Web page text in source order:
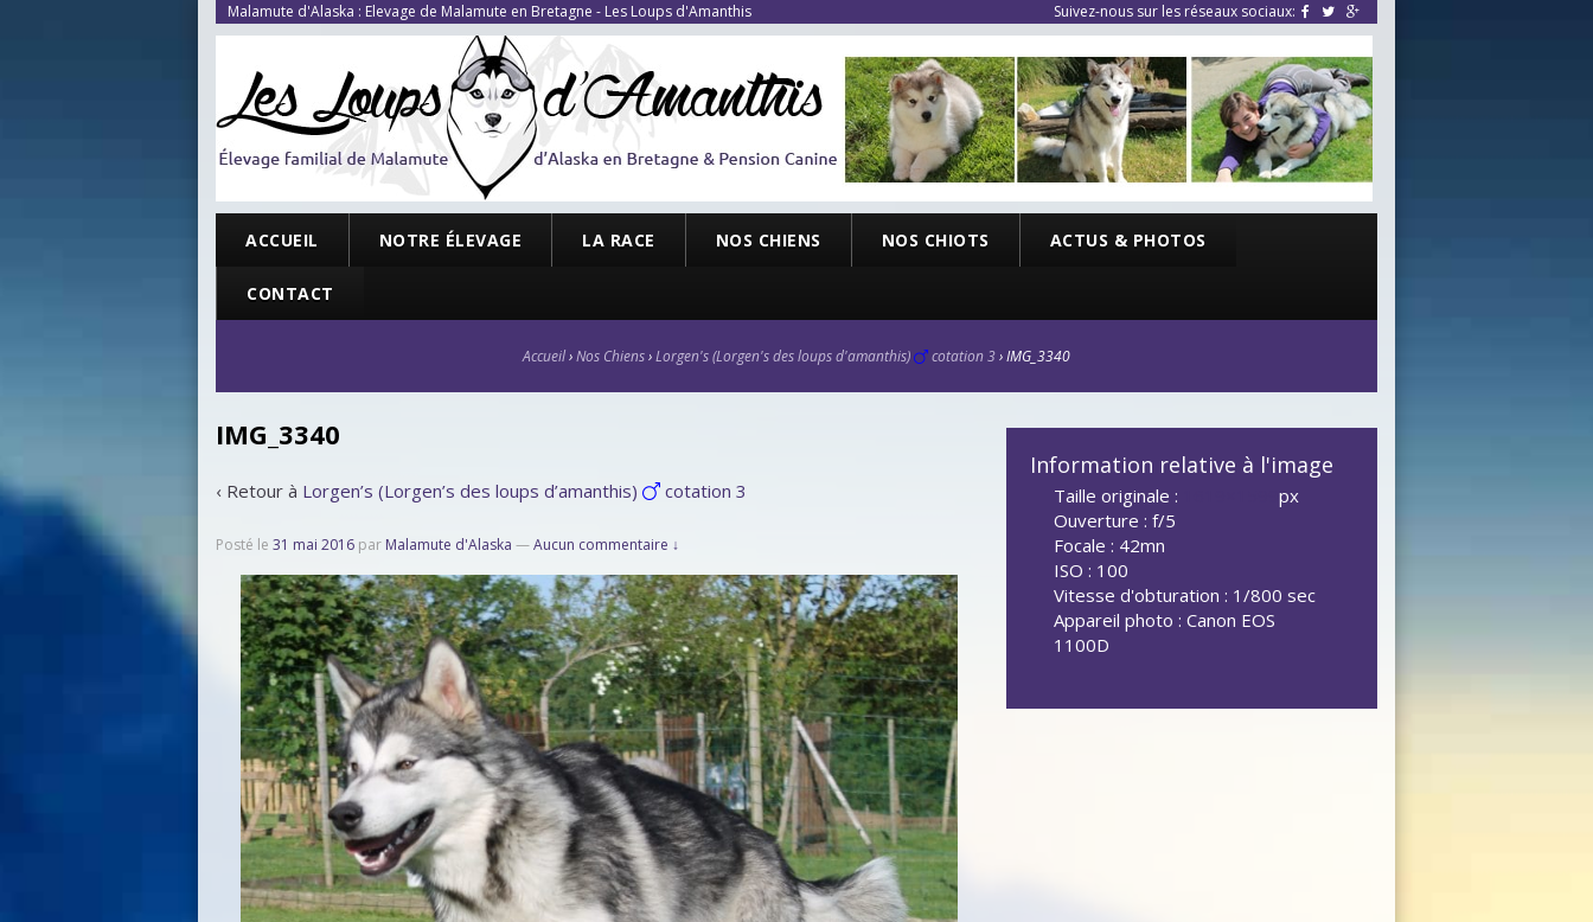
Malamute d'Alaska : Elevage de Malamute en Bretagne - Les Loups d'Amanthis Suivez-nous sur les réseaux sociaux:
ACCUEIL NOTRE ÉLEVAGE LA RACE NOS CHIENS NOS CHIOTS ACTUS & PHOTOS
CONTACT
Accueil›Nos Chiens›Lorgen's (Lorgen's des loups d'amanthis) cotation 3›IMG_3340
IMG_3340
‹ Retour à Lorgen’s (Lorgen’s des loups d’amanthis) cotation 3
Posté le 31 mai 2016 par Malamute d'Alaska —Aucun commentaire ↓
Information relative à l'image
Taille originale : 1619×1599px
Ouverture : f/5
Focale : 42mn
ISO : 100
Vitesse d'obturation : 1/800 sec
Appareil photo : Canon EOS
1100D